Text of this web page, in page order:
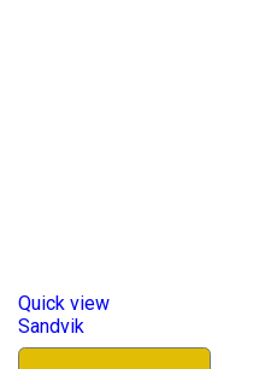
Quick view
Sandvik